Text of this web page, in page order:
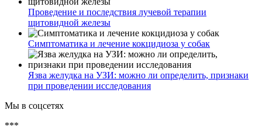
Проведение и последствия лучевой терапии
щитовидной железы
Симптоматика и лечение кокцидиоза у собак
Язва желудка на УЗИ: можно ли определить, признаки
при проведении исследования
Мы в соцсетях
***